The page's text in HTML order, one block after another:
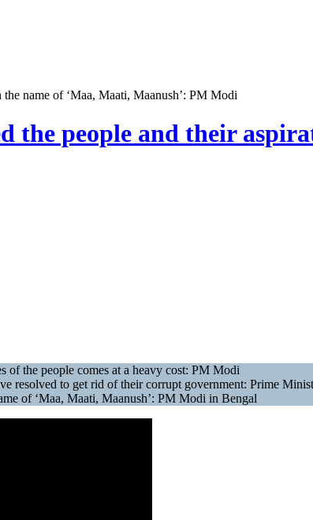
name of ‘Maa, Maati, Maanush’: PM Modi
the people and their
of the people comes at a heavy cost: PM Modi
resolved to get rid of their corrupt government: Prime
of ‘Maa, Maati, Maanush’: PM Modi in Bengal